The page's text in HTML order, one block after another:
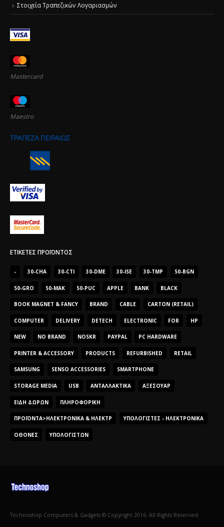
Στοιχεία Τραπεζικών Λογαριασμών
Mastercard
Maestro
ΕΤΙΚΈΤΕΣ ΠΡΟΪΌΝΤΟΣ
- 30-CHA 30-CTI 30-DME 30-ISE 30-TMP 50-BGN
50-GRO 50-MAK 50-PUC APPLE BANK BLACK
BOOK MAGNET & FANCY BRAND CABLE CARTON (RETAIL)
COMPUTER DELIVERY DETECH ELECTRONIC FOR HP
NEW NO BRAND NOSKR PAYPAL PC HARDWARE
PRINTER & ACCESSORY PRODUCTS REFURBISHED RETAIL
SAMSUNG SENSO ACCESSORIES SMARTPHONE
STORAGE MEDIA USB ΑΝΤΑΛΛΑΚΤΙΚΆ ΑΞΕΣΟΥΆΡ
ΕΊΔΗ ΔΏΡΩΝ ΠΛΗΡΟΦΟΡΙΚΉ
ΠΡΟΪΌΝΤΑ>ΗΛΕΚΤΡΟΝΙΚΆ & ΗΛΕΚΤΡ ΥΠΟΛΟΓΙΣΤΈΣ - ΗΛΕΚΤΡΟΝΙΚΆ
ΟΘΌΝΕΣ ΥΠΟΛΟΓΙΣΤΏΝ
Technoshop Computers & Gadgets © Copyright 2016. All Rights Reserved.